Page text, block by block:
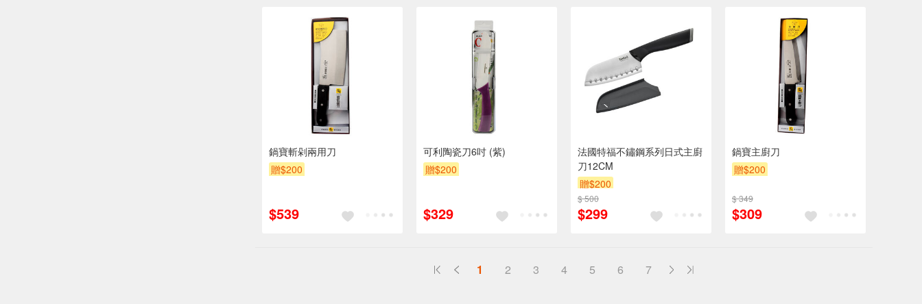
鍋寶斬剁兩用刀
贈$200
$539
可利陶瓷刀6吋 (紫)
贈$200
$329
法國特福不鏽鋼系列日式主廚
刀12CM
贈$200
$ 500
$299
鍋寶主廚刀
贈$200
$ 349
$309
1 2 3 4 5 6 7